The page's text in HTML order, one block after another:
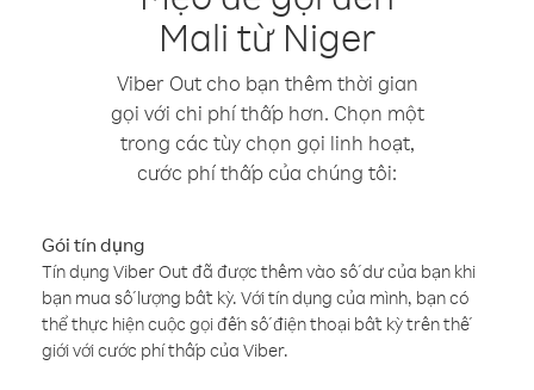
Mali từ Niger
Viber Out cho bạn thêm thời gian
gọi với chi phí thấp hơn. Chọn một
trong các tùy chọn gọi linh hoạt,
cước phí thấp của chúng tôi:
Gói tín dụng
Tín dụng Viber Out đã được thêm vào số dư của bạn khi
bạn mua số lượng bất kỳ. Với tín dụng của mình, bạn có
thể thực hiện cuộc gọi đến số điện thoại bất kỳ trên thế
giới với cước phí thấp của Viber.